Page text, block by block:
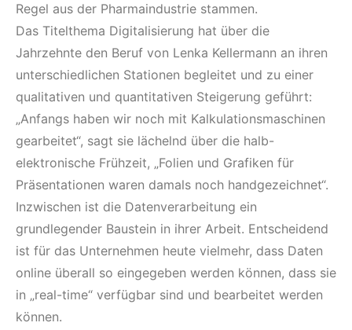
Regel aus der Pharmaindustrie stammen.
Das Titelthema Digitalisierung hat über die
Jahrzehnte den Beruf von Lenka Kellermann an ihren
unterschiedlichen Stationen begleitet und zu einer
qualitativen und quantitativen Steigerung geführt:
„Anfangs haben wir noch mit Kalkulationsmaschinen
gearbeitet“, sagt sie lächelnd über die halb-
elektronische Frühzeit, „Folien und Grafiken für
Präsentationen waren damals noch handgezeichnet“.
Inzwischen ist die Datenverarbeitung ein
grundlegender Baustein in ihrer Arbeit. Entscheidend
ist für das Unternehmen heute vielmehr, dass Daten
online überall so eingegeben werden können, dass sie
in „real-time“ verfügbar sind und bearbeitet werden
können.